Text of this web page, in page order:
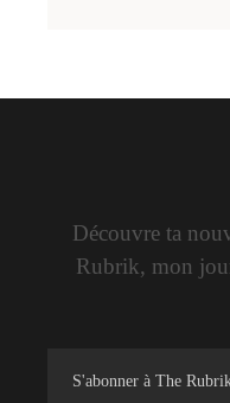
Découvre ta
Rubrik, mon